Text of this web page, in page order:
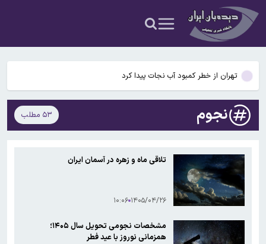
مدیران خودرو بابت گران‌فروشی ۲۶ خودرو محکوم شد
پشت پرده ریزش بهای طلا/ طلا از این قیمت عقب‌تر نمی‌رود
تهران از خطر کمبود آب نجات پیدا کرد
مصادیق جرم «نسل زدایی» تعیین شد
پورعلی‌گنجی به پاختاکور ازبکستان پیوست
مدیران خودرو بابت گران‌فروشی ۲۶ خودرو محکوم شد
پشت پرده ریزش بهای طلا/ طلا از این قیمت عقب‌تر نمی‌رود
نجوم ۵۳ مطلب
تلاقی ماه و زهره در آسمان ایران
۱۴۰۵/۰۴/۲۶ ۱۰:۰۶
مشخصات نجومی تحویل سال ۱۴۰۵؛
همزمانی نوروز با عید فطر